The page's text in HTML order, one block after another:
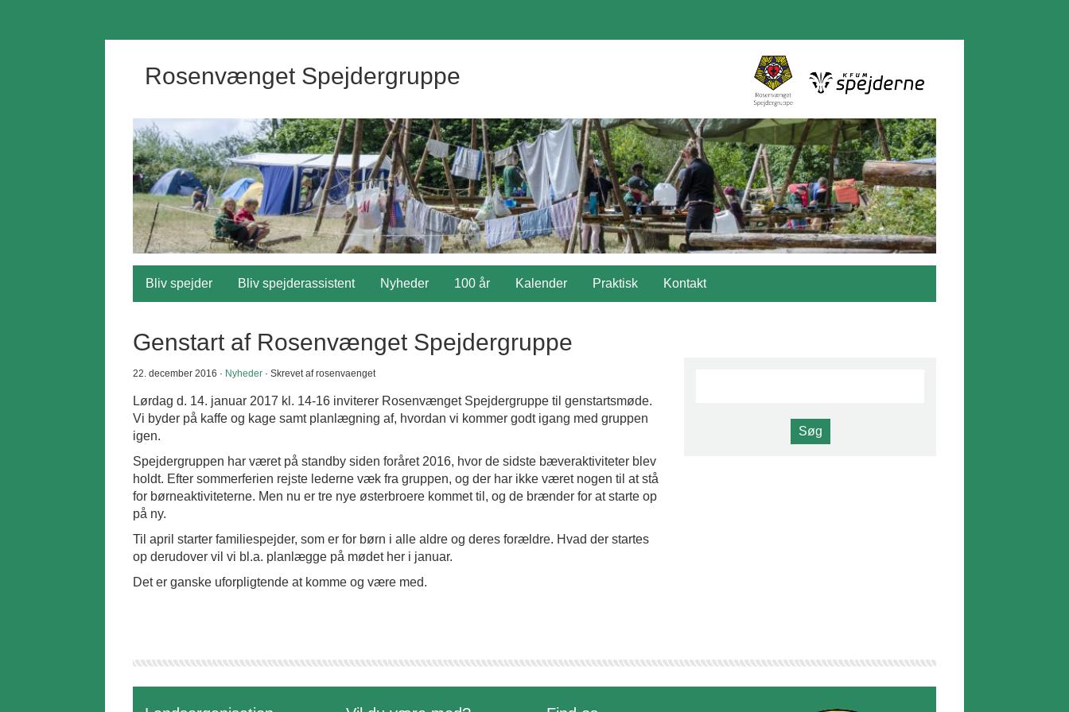
Rosenvænget Spejdergruppe
Bliv spejder Bliv spejderassistent Nyheder 100 år Kalender Praktisk Kontakt
Genstart af Rosenvænget Spejdergruppe
22. december 2016 · Nyheder · Skrevet af rosenvaenget
Lørdag d. 14. januar 2017 kl. 14-16 inviterer Rosenvænget Spejdergruppe til genstartsmøde.
Vi byder på kaffe og kage samt planlægning af, hvordan vi kommer godt igang med gruppen
igen.
Spejdergruppen har været på standby siden foråret 2016, hvor de sidste bæveraktiviteter blev
holdt. Efter sommerferien rejste lederne væk fra gruppen, og der har ikke været nogen til at stå
for børneaktiviteterne. Men nu er tre nye østerbroere kommet til, og de brænder for at starte op
på ny.
Til april starter familiespejder, som er for børn i alle aldre og deres forældre. Hvad der startes
op derudover vil vi bl.a. planlægge på mødet her i januar.
Det er ganske uforpligtende at komme og være med.